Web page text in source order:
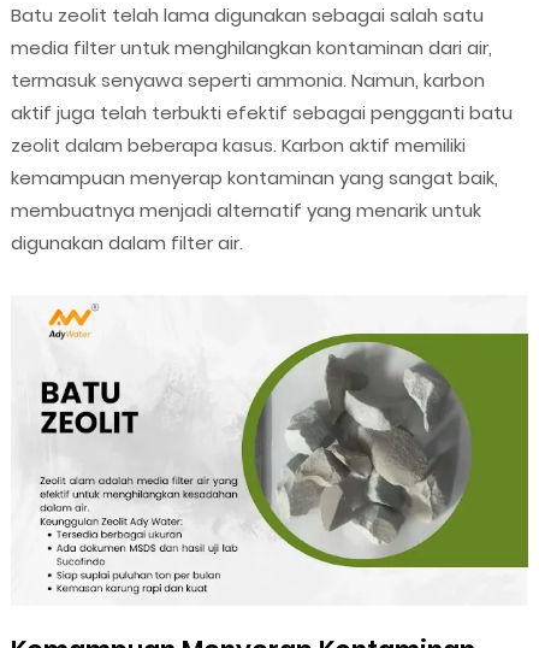
Batu zeolit telah lama digunakan sebagai salah satu
media filter untuk menghilangkan kontaminan dari air,
termasuk senyawa seperti ammonia. Namun, karbon
aktif juga telah terbukti efektif sebagai pengganti batu
zeolit dalam beberapa kasus. Karbon aktif memiliki
kemampuan menyerap kontaminan yang sangat baik,
membuatnya menjadi alternatif yang menarik untuk
digunakan dalam filter air.